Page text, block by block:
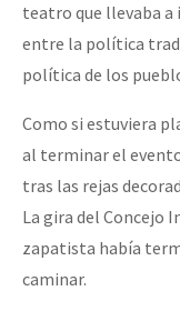
teatro que llevaba a
entre la política
política de los
Como si estuviera
al terminar el
tras las rejas
La gira del Concejo
zapatista había
caminar.